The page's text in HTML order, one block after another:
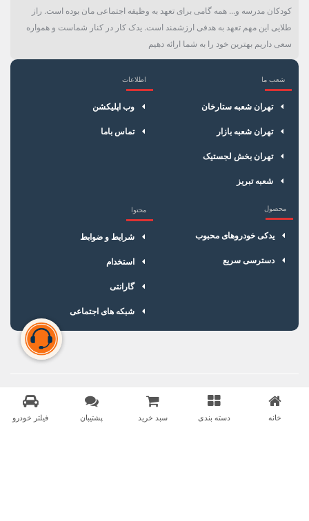
خانه دسته بندی سبد خرید پشتیبان فیلتر خودرو
کودکان مدرسه و... همه گامی برای تعهد به وظیفه اجتماعی مان بوده است. راز
طلایی این مهم تعهد به هدفی ارزشمند است. یدک کار در کنار شماست و همواره
سعی داریم بهترین خود را به شما ارائه دهیم
شعب ما
تهران شعبه ستارخان
تهران شعبه بازار
تهران بخش لجستیک
شعبه تبریز
اطلاعات
وب اپلیکشن
تماس باما
محصول
یدکی خودروهای محبوب
دسترسی سریع
محتوا
شرایط و ضوابط
استخدام
گارانتی
شبکه های اجتماعی
×